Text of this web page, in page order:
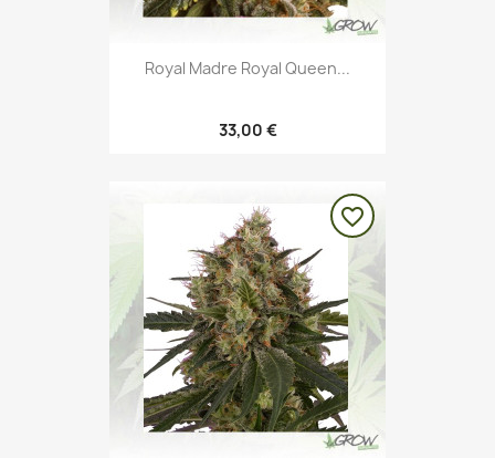
Royal Madre Royal Queen...
33,00 €
favorite_border